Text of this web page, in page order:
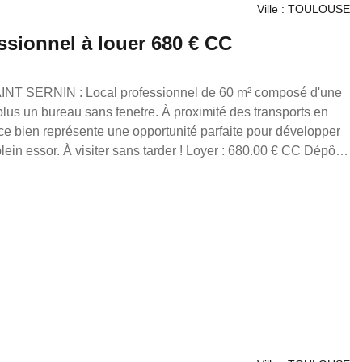
Ville : TOULOUSE
à louer 680 € CC
un bureau sans fenetre. À proximité des transports en
bien représente une opportunité parfaite pour développer
: 680.00 € CC Dépôt
Location/ Gestion